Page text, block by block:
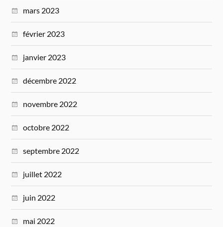
mars 2023
février 2023
janvier 2023
décembre 2022
novembre 2022
octobre 2022
septembre 2022
juillet 2022
juin 2022
mai 2022